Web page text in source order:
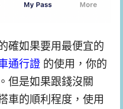
確如果要用最便宜的
通行證 的使用，你的
但是如果跟錢沒關
車的順利程度，使用